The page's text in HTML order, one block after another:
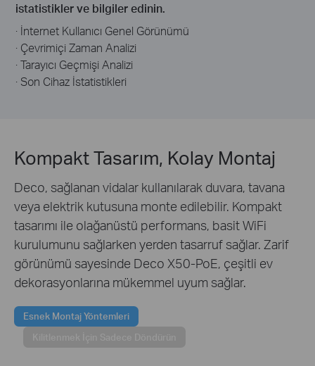
istatistikler ve bilgiler edinin.
· İnternet Kullanıcı Genel Görünümü
· Çevrimiçi Zaman Analizi
· Tarayıcı Geçmişi Analizi
· Son Cihaz İstatistikleri
Kompakt Tasarım, Kolay Montaj
Deco, sağlanan vidalar kullanılarak duvara, tavana
veya elektrik kutusuna monte edilebilir. Kompakt
tasarımı ile olağanüstü performans, basit WiFi
kurulumunu sağlarken yerden tasarruf sağlar. Zarif
görünümü sayesinde Deco X50-PoE, çeşitli ev
dekorasyonlarına mükemmel uyum sağlar.
Esnek Montaj Yöntemleri